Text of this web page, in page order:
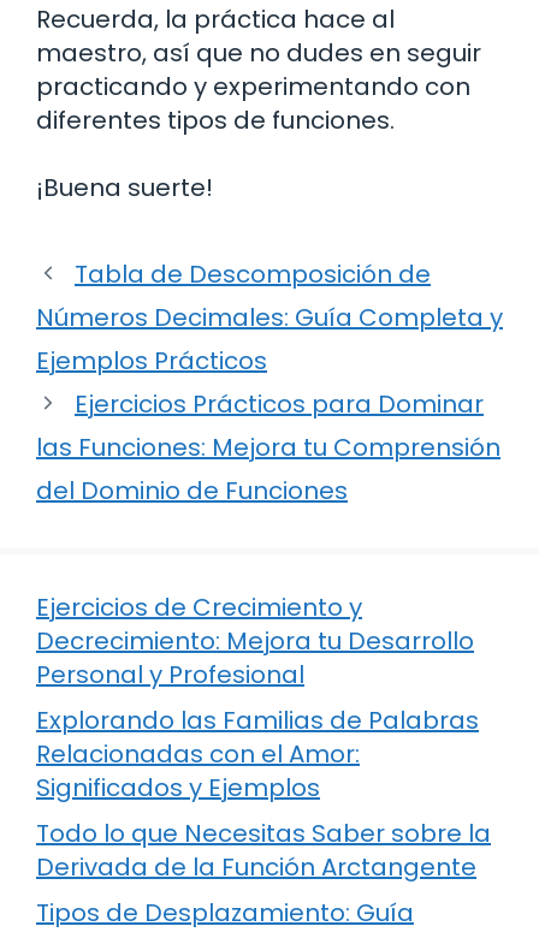
Recuerda, la práctica hace al
maestro, así que no dudes en seguir
practicando y experimentando con
diferentes tipos de funciones.
¡Buena suerte!
Tabla de Descomposición de
Números Decimales: Guía Completa y
Ejemplos Prácticos
Ejercicios Prácticos para Dominar
las Funciones: Mejora tu Comprensión
del Dominio de Funciones
Ejercicios de Crecimiento y
Decrecimiento: Mejora tu Desarrollo
Personal y Profesional
Explorando las Familias de Palabras
Relacionadas con el Amor:
Significados y Ejemplos
Todo lo que Necesitas Saber sobre la
Derivada de la Función Arctangente
Tipos de Desplazamiento: Guía